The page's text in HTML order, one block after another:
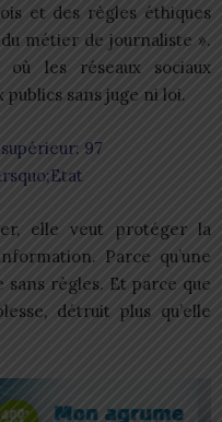
et des règles éthiques
métier de journaliste ».
les réseaux sociaux
sans juge ni loi.
97
elle veut protéger la
Parce qu’une
sans règles. Et parce que
détruit plus qu’elle